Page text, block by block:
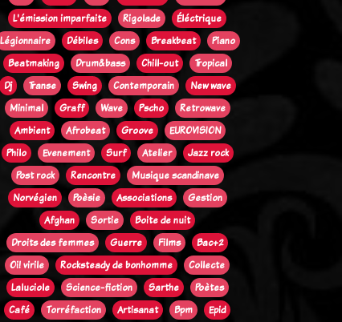
L'émission imparfaite
Rigolade
Éléctrique
Légionnaire
Débiles Cons Breakbeat
Piano
Beatmaking
Drum&bass Chill-out
Tropical
Dj
Transe Swing Contemporain
New wave
Minimal
Graff Wave Pscho
Retrowave
Ambient
Afrobeat Groove
EUROVISION
Philo
Evenement Surf Atelier
Jazz rock
Post rock
Rencontre
Musique scandinave
Norvégien
Poèsie Associations
Gestion
Afghan
Sortie
Boite de nuit
Droits des femmes
Guerre Films
Bac+2
Oi! virile
Rocksteady de bonhomme
Collecte
Laluciole
Science-fiction Sarthe
Poètes
Café
Torréfaction Artisanat Bpm
Epid